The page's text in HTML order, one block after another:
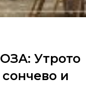
Утрото
и